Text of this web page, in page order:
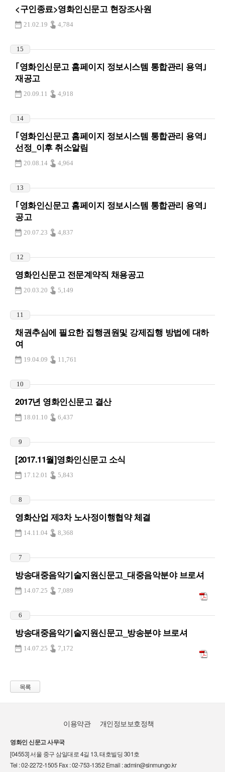
<구인종료>영화인신문고 현장조사원
21.02.19 4,784
15
｢영화인신문고 홈페이지 정보시스템 통합관리 용역｣
재공고
20.09.11 4,918
14
｢영화인신문고 홈페이지 정보시스템 통합관리 용역｣
선정_이후 취소알림
20.08.14 4,964
13
｢영화인신문고 홈페이지 정보시스템 통합관리 용역｣
공고
20.07.23 4,837
12
영화인신문고 전문계약직 채용공고
20.03.20 5,149
11
채권추심에 필요한 집행권원및 강제집행 방법에 대하
여
19.04.09 11,761
10
2017년 영화인신문고 결산
18.01.10 6,437
9
[2017.11월]영화인신문고 소식
17.12.01 5,843
8
영화산업 제3차 노사정이행협약 체결
14.11.04 8,368
7
방송대중음악기술지원신문고_대중음악분야 브로셔
14.07.25 7,089
6
방송대중음악기술지원신문고_방송분야 브로셔
14.07.25 7,172
목록
이용약관 개인정보보호정책
영화인 신문고 사무국
[04553] 서울 중구 삼일대로 4길 13, 태호빌딩 301호
Tel : 02-2272-1505 Fax : 02-753-1352 Email : admin@sinmungo.kr